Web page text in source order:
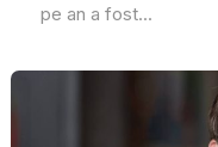
pe an a fost...